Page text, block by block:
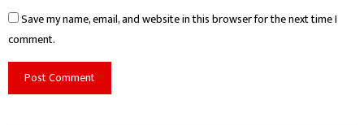
Save my name, email, and website in this browser for the next time I
comment.